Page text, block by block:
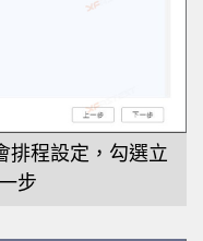
排程設定，勾選立
步